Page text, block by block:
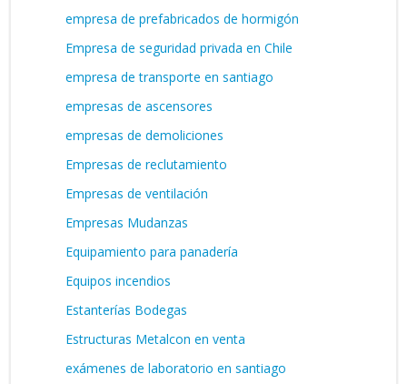
empresa de prefabricados de hormigón
Empresa de seguridad privada en Chile
empresa de transporte en santiago
empresas de ascensores
empresas de demoliciones
Empresas de reclutamiento
Empresas de ventilación
Empresas Mudanzas
Equipamiento para panadería
Equipos incendios
Estanterías Bodegas
Estructuras Metalcon en venta
exámenes de laboratorio en santiago